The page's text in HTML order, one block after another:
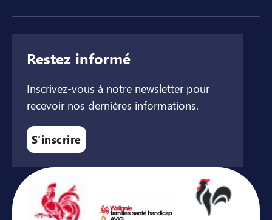
Restez informé
Inscrivez-vous à notre newsletter pour
recevoir nos dernières informations.
S'inscrire
Avec le soutien de ...